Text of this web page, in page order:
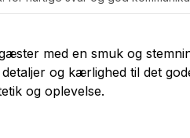
med en smuk og
og kærlighed til det
og oplevelse.